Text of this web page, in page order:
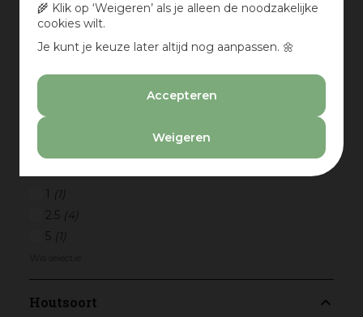
🌾 Klik op ‘Weigeren’ als je alleen de noodzakelijke
cookies wilt.
Je kunt je keuze later altijd nog aanpassen. 🌼
Accepteren
Weigeren
Breedte in cm
-
Wis selectie
1 (1)
2.5 (4)
5 (1)
Houtsoort